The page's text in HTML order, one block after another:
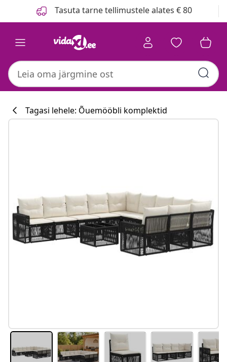
Tasuta tarne tellimustele alates € 80
#sharemevidaxl
Tagasi lehele: Õuemööbli komplektid